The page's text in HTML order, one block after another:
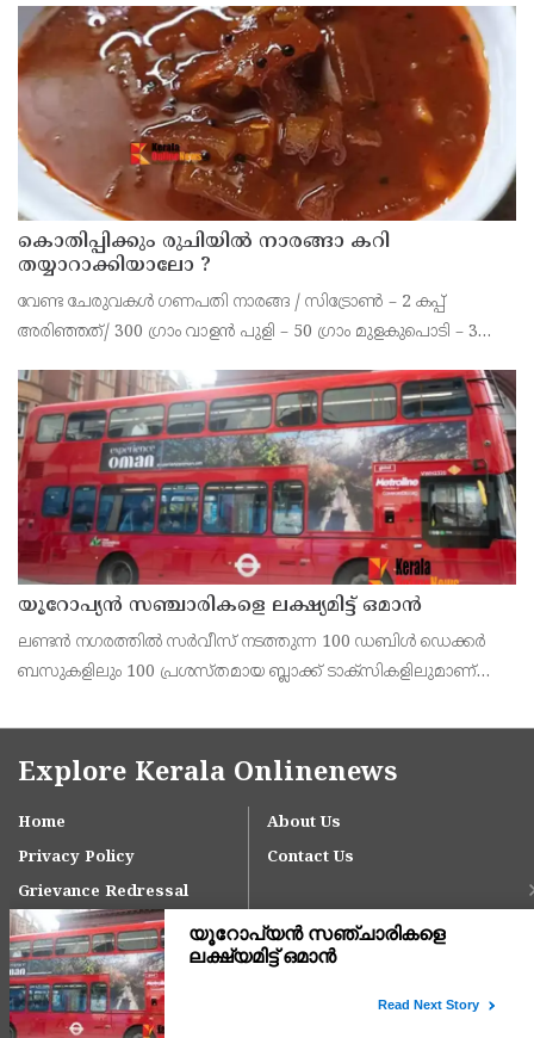
കൊതിപ്പിക്കും രുചിയിൽ നാരങ്ങാ കറി
തയ്യാറാക്കിയാലോ ?
വേണ്ട ചേരുവകൾ ഗണപതി നാരങ്ങ / സിട്രോൺ – 2 കപ്പ്
അരിഞ്ഞത്/ 300 ഗ്രാം വാളൻ പുളി – 50 ഗ്രാം മുളകുപൊടി – 3
– ഒരു ചെറിയ കഷണം വെളുത്തുള്ളി – 10 മുതൽ
യൂറോപ്യന്‍ സഞ്ചാരികളെ ലക്ഷ്യമിട്ട് ഒമാന്‍
ലണ്ടന്‍ നഗരത്തില്‍ സര്‍വീസ് നടത്തുന്ന 100 ഡബിള്‍ ഡെക്കര്‍
ബസുകളിലും 100 പ്രശസ്തമായ ബ്ലാക്ക് ടാക്‌സികളിലുമാണ്
പതിപ്പിച്ചിരിക്കുന്നത്.
Explore Kerala Onlinenews
Home
About Us
Privacy Policy
Contact Us
Grievance Redressal